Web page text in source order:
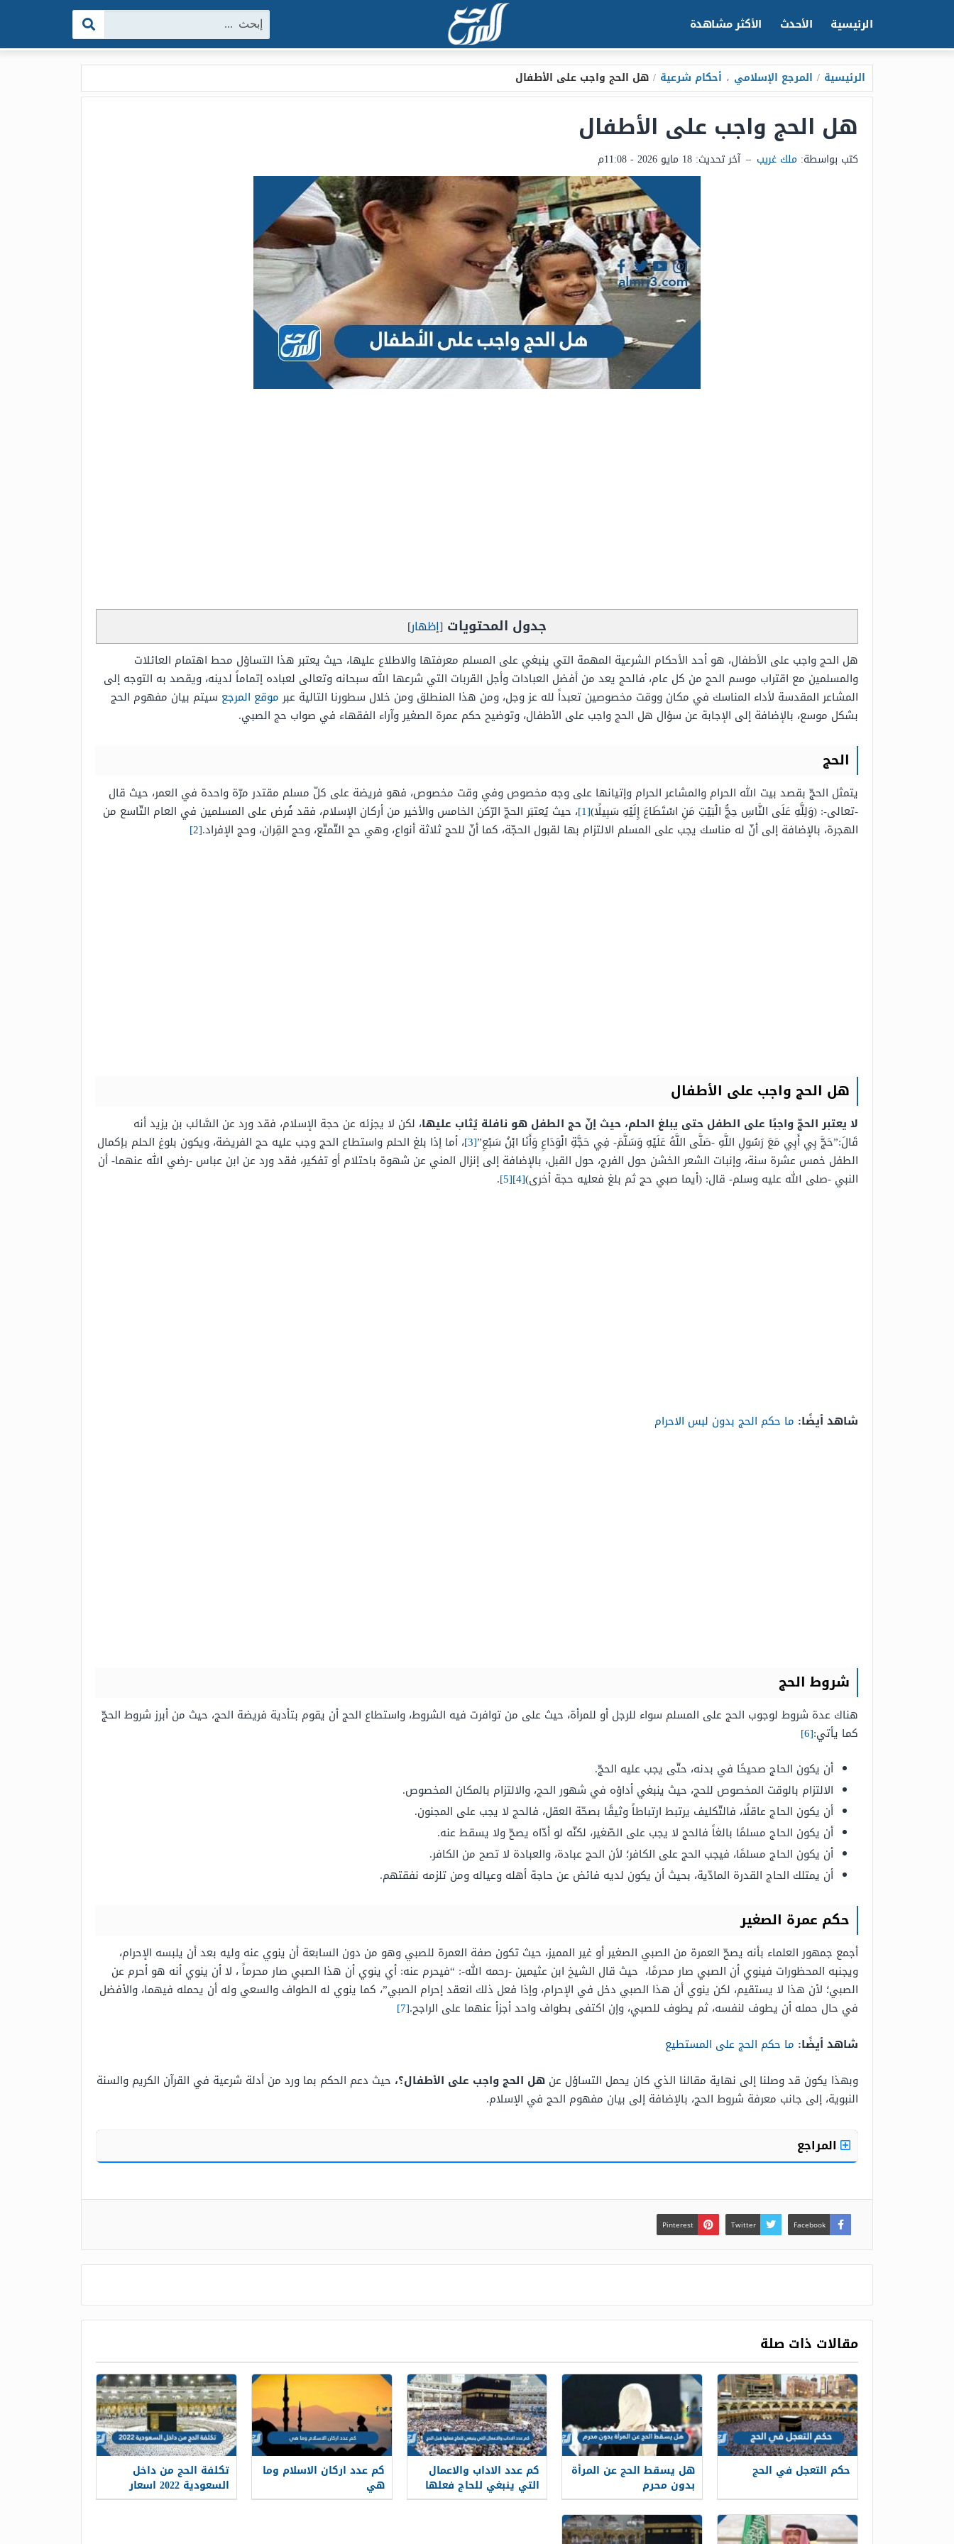
الرئيسية الأحدث الأكثر مشاهدة البحث:
الرئيسية / المرجع الإسلامي ، أحكام شرعية / هل الحج واجب على الأطفال
هل الحج واجب على الأطفال
كتب بواسطة: ملك غريب – آخر تحديث: 18 مايو 2026 - 11:08م
جدول المحتويات [إظهار]
هل الحج واجب على الأطفال، هو أحد الأحكام الشرعية المهمة التي ينبغي على المسلم معرفتها والاطلاع عليها، حيث يعتبر هذا التساؤل محط اهتمام العائلات
والمسلمين مع اقتراب موسم الحج من كل عام، فالحج يعد من أفضل العبادات وأجل القربات التي شرعها الله سبحانه وتعالى لعباده إتماماً لدينه، ويقصد به التوجه إلى
المشاعر المقدسة لأداء المناسك في مكان ووقت مخصوصين تعبداً لله عز وجل، ومن هذا المنطلق ومن خلال سطورنا التالية عبرموقع المرجع سيتم بيان مفهوم الحج
بشكل موسع، بالإضافة إلى الإجابة عن سؤال هل الحج واجب على الأطفال، وتوضيح حكم عمرة الصغير وآراء الفقهاء في صواب حج الصبي.
الحج
يتمثل الحجّ بقصد بيت الله الحرام والمشاعر الحرام وإتيانها على وجه مخصوص وفي وقت مخصوص، فهو فريضة على كلّ مسلم مقتدر مرّة واحدة في العمر، حيث قال
-تعالى-: (وَلِلَّهِ عَلَى النَّاسِ حِجُّ الْبَيْتِ مَنِ اسْتَطَاعَ إِلَيْهِ سَبِيلًا)[1] ، حيث يُعتبَر الحجّ الرّكن الخامس والأخير من أركان الإسلام، فقد فُرض على المسلمين في العام التّاسع من
الهجرة، بالإضافة إلى أنّ له مناسك يجب على المسلم الالتزام بها لقبول الحجّة، كما أنّ للحج ثلاثة أنواع، وهي حج التّمتّع، وحج القِران، وحج الإفراد.[2]
هل الحج واجب على الأطفال
لا يعتبر الحجّ واجبًا على الطفل حتى يبلغ الحلم، حيث إنّ حج الطفل هو نافلة يُثاب عليها، لكن لا يجزئه عن حجة الإسلام، فقد ورد عن السَّائب بن يزيد أنه
قَالَ:”حَجَّ بِي أَبِي مَعَ رَسُولِ اللَّهِ -صَلَّى اللَّهُ عَلَيْهِ وَسَلَّمَ- فِي حَجَّةِ الْوَدَاعِ وَأَنَا ابْنُ سَبْعِ”[3] ، أما إذا بلغ الحلم واستطاع الحج وجب عليه حج الفريضة، ويكون بلوغ الحلم بإكمال
الطفل خمس عشرة سنة، وإنبات الشعر الخشن حول الفرج، حول القبل، بالإضافة إلى إنزال المني عن شهوة باحتلام أو تفكير، فقد ورد عن ابن عباس -رضي الله عنهما- أن
النبي -صلى الله عليه وسلم- قال: (أيما صبي حج ثم بلغ فعليه حجة أخرى)[4]
[5]
.
شاهد أيضًا: ما حكم الحج بدون لبس الاحرام
شروط الحج
هناك عدة شروط لوجوب الحج على المسلم سواء للرجل أو للمرأة، حيث على من توافرت فيه الشروط، واستطاع الحج أن يقوم بتأدية فريضة الحج، حيث من أبرز شروط الحجّ
كما يأتي:[6]
أن يكون الحاج صحيحًا في بدنه، حتّى يجب عليه الحجّ.
الالتزام بالوقت المخصوص للحج، حيث ينبغي أداؤه في شهور الحج، والالتزام بالمكان المخصوص.
أن يكون الحاج عاقلًا، فالتّكليف يرتبط ارتباطاً وثيقًا بصحّة العقل، فالحج لا يجب على المجنون.
أن يكون الحاج مسلمًا بالغاً فالحج لا يجب على الصّغير، لكنّه لو أدّاه يصحّ ولا يسقط عنه.
أن يكون الحاج مسلمًا، فيجب الحج على الكافر؛ لأن الحج عبادة، والعبادة لا تصح من الكافر.
أن يمتلك الحاج القدرة المادّية، بحيث أن يكون لديه فائض عن حاجة أهله وعياله ومن تلزمه نفقتهم.
حكم عمرة الصغير
أجمع جمهور العلماء بأنه يصحّ العمرة من الصبي الصغير أو غير المميز، حيث تكون صفة العمرة للصبي وهو من دون السابعة أن ينوي عنه وليه بعد أن يلبسه الإحرام،
ويجنبه المحظورات فينوي أن الصبي صار محرمًا، حيث قال الشيخ ابن عثيمين -رحمه الله-: “فيحرم عنه: أي ينوي أن هذا الصبي صار محرماً ، لا أن ينوي أنه هو أحرم عن
الصبي؛ لأن هذا لا يستقيم، لكن ينوي أن هذا الصبي دخل في الإحرام، وإذا فعل ذلك انعقد إحرام الصبي”، كما ينوي له الطواف والسعي وله أن يحمله فيهما، والأفضل
في حال حمله أن يطوف لنفسه، ثم يطوف للصبي، وإن اكتفى بطواف واحد أجزأ عنهما على الراجح.[7]
شاهد أيضًا: ما حكم الحج على المستطيع
وبهذا يكون قد وصلنا إلى نهاية مقالنا الذي كان يحمل التساؤل عن هل الحج واجب على الأطفال؟، حيث دعم الحكم بما ورد من أدلة شرعية في القرآن الكريم والسنة
النبوية، إلى جانب معرفة شروط الحج، بالإضافة إلى بيان مفهوم الحج في الإسلام.
المراجع
Facebook
Twitter
Pinterest
مقالات ذات صلة
حكم التعجل في الحج هل يسقط الحج عن المرأة
بدون محرم
كم عدد الاداب والاعمال
التي ينبغي للحاج فعلها
قبل الحج
كم عدد اركان الاسلام وما
هي
تكلفة الحج من داخل
السعودية 2022 اسعار
تكاليف الحج لحجاج الداخل